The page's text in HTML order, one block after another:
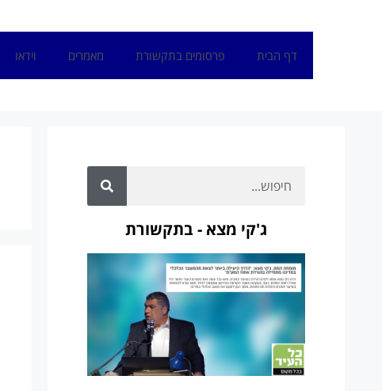
דף הבית פרסומים בתקשורת מאמרים וידאו
ג'קי מצא - בתקשורת